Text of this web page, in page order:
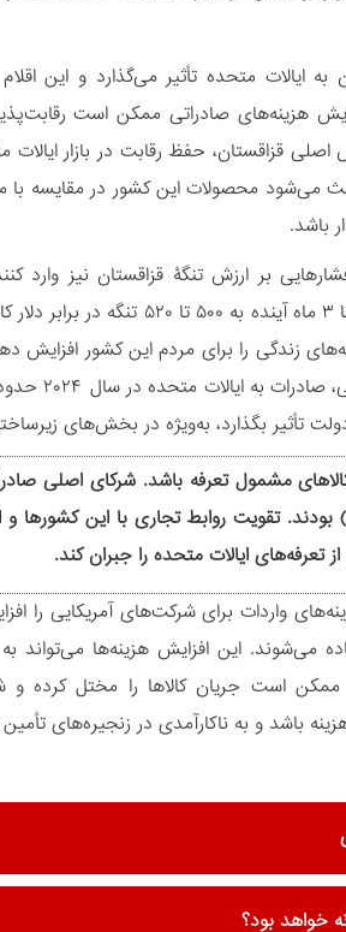
از صادرات قزاقستان به ایالات متحده تأثیر می‌گذارد
هزینه‌های صادراتی ممکن است
قزاقستان، حفظ رقابت در بازار ایالات
می‌شود محصولات این کشور در مقایسه با
باشد.
بر ارزش تنگۀ قزاقستان نیز وارد
اقتصاددان قزاق پیش‌بینی کرده است که
برای سال 2025، می‌تواند هزینه‌های زندگی را برای مردم
تأثیر بگذارد، به‌ویژه در بخش‌های
چین (۱۸.۳ درصد)، و روسیه (۱۱.۷ درصد) بودند. تقویت روابط
ایالات متحده، تعرفۀ ۲۵ درصدی هزینه‌های واردات برای
می‌شوند. این افزایش هزینه‌ها
است جریان کالاها را مختل کرده و
باشد و به ناکارآمدی در زنجیره‌های